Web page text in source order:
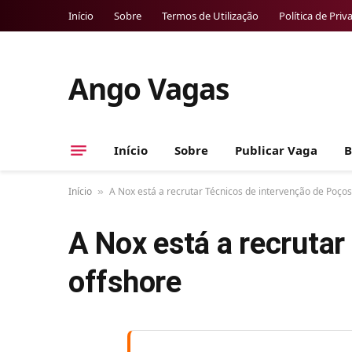
Início Sobre Termos de Utilização Política de
Ango Vagas
Início Sobre Publicar Vaga
Início » A Nox está a recrutar Técnicos de intervenção de
A Nox está a
offshore